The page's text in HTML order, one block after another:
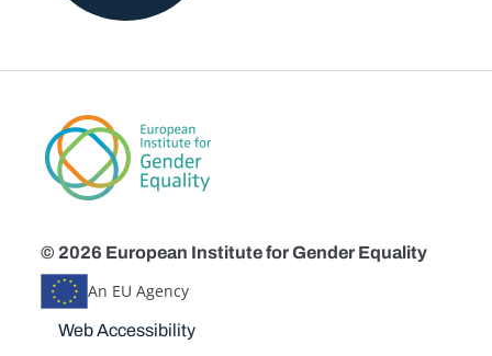
© 2026 European Institute for Gender Equality
An EU Agency
Disclaimers
Web Accessibility